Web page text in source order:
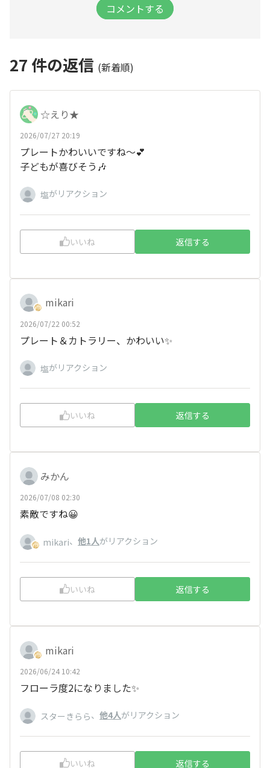
コメントする
27 件の返信 (新着順)
☆えり★
2026/07/27 20:19
プレートかわいいですね～💕
子どもが喜びそう🎶
塩がリアクション
いいね 返信する
mikari
2026/07/22 00:52
プレート＆カトラリー、かわいい✨
塩がリアクション
いいね 返信する
みかん
2026/07/08 02:30
素敵ですね😀
mikari、 他1人がリアクション
いいね 返信する
mikari
2026/06/24 10:42
フローラ度2になりました✨
スターきらら、 他4人がリアクション
いいね 返信する